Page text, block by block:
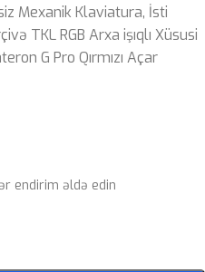
Mexanik Klaviatura, İsti
TKL RGB Arxa işıqlı Xüsusi
G Pro Qırmızı Açar
endirim əldə edin